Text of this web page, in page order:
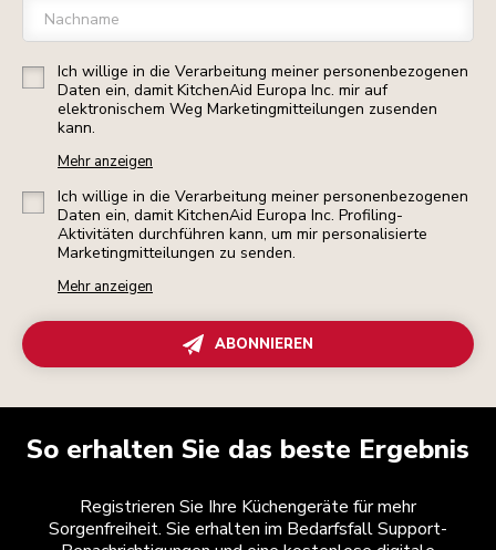
Nachname
Ich willige in die Verarbeitung meiner personenbezogenen
Daten ein, damit KitchenAid Europa Inc. mir auf
elektronischem Weg Marketingmitteilungen zusenden
kann.
Mehr anzeigen
Ich willige in die Verarbeitung meiner personenbezogenen
Daten ein, damit KitchenAid Europa Inc. Profiling-
Aktivitäten durchführen kann, um mir personalisierte
Marketingmitteilungen zu senden.
Mehr anzeigen
ABONNIEREN
So erhalten Sie das beste Ergebnis
Registrieren Sie Ihre Küchengeräte für mehr
Sorgenfreiheit. Sie erhalten im Bedarfsfall Support-